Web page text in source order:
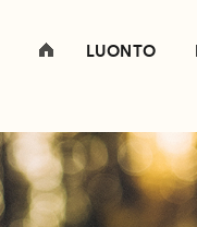
LUONTO